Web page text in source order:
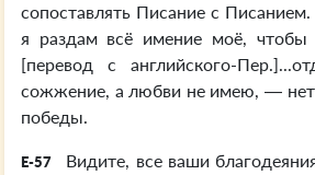
сопоставлять Писание с
я раздам всё имение моё, чтобы
[перевод с английского-
сожжение, а любви не имею, — нет
победы.
E-57
Видите, все ваши